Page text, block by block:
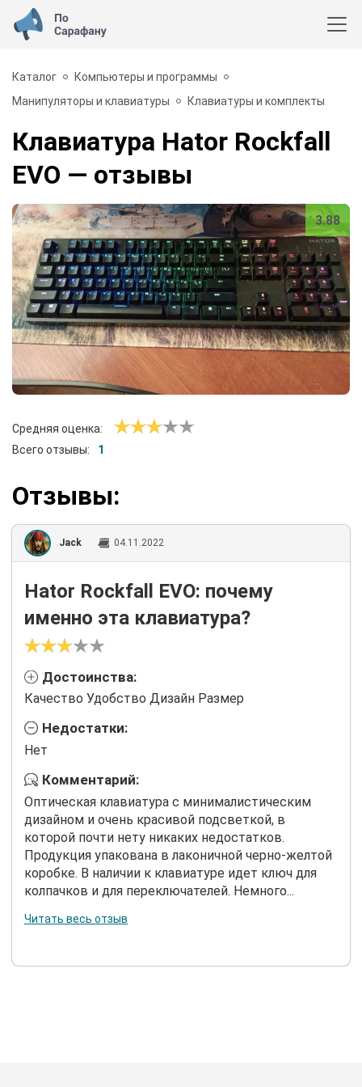
Каталог
Компьютеры и программы
Манипуляторы и клавиатуры
Клавиатуры и комплекты
Клавиатура Hator Rockfall
EVO — отзывы
3.88
Средняя оценка:
Всего отзывы:
1
Отзывы:
Jack 04.11.2022
Hator Rockfall EVO: почему
именно эта клавиатура?
Достоинства:
Качество Удобство Дизайн Размер
Недостатки:
Нет
Комментарий:
Оптическая клавиатура с минималистическим
дизайном и очень красивой подсветкой, в
которой почти нету никаких недостатков.
Продукция упакована в лаконичной черно-желтой
коробке. В наличии к клавиатуре идет ключ для
колпачков и для переключателей. Немного...
Читать весь отзыв